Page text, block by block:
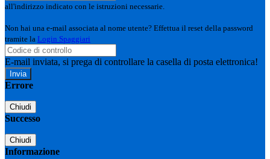
all'indirizzo indicato con le istruzioni necessarie.
Non hai una e-mail associata al nome utente? Effettua il reset della password
tramite la Login Spaggiari
E-mail inviata, si prega di controllare la casella di posta elettronica!
Errore
Chiudi
Successo
Chiudi
Informazione